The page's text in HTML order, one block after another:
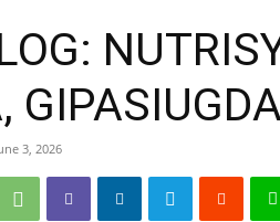
3, 2026